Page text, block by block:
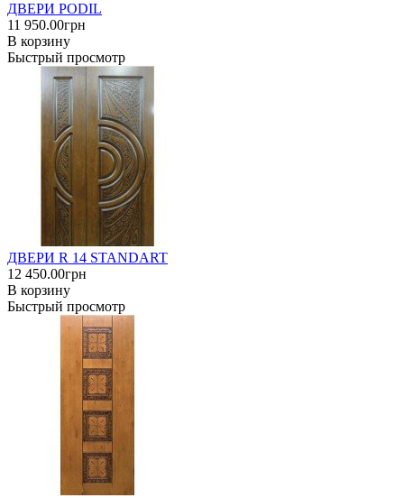
ДВЕРИ PODIL
11 950.00грн
В корзину
Быстрый просмотр
ДВЕРИ R 14 STANDART
12 450.00грн
В корзину
Быстрый просмотр